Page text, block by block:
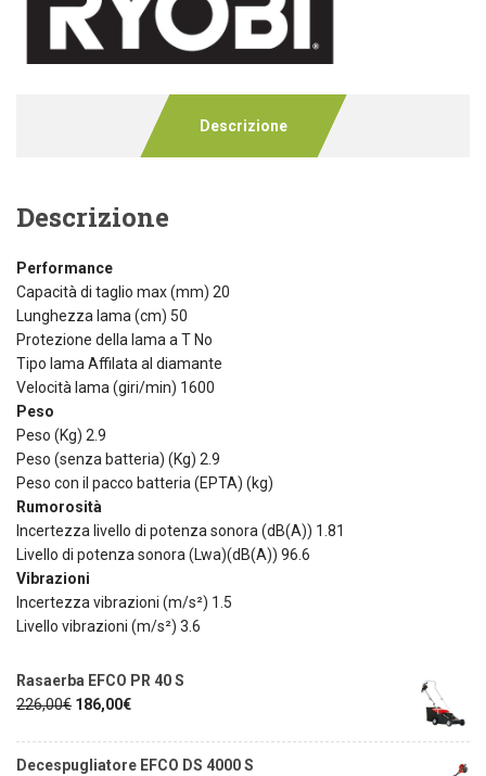
Descrizione
Descrizione
Performance
Capacità di taglio max (mm) 20
Lunghezza lama (cm) 50
Protezione della lama a T No
Tipo lama Affilata al diamante
Velocità lama (giri/min) 1600
Peso
Peso (Kg) 2.9
Peso (senza batteria) (Kg) 2.9
Peso con il pacco batteria (EPTA) (kg)
Rumorosità
Incertezza livello di potenza sonora (dB(A)) 1.81
Livello di potenza sonora (Lwa)(dB(A)) 96.6
Vibrazioni
Incertezza vibrazioni (m/s²) 1.5
Livello vibrazioni (m/s²) 3.6
Rasaerba EFCO PR 40 S
226,00€ 186,00€
Decespugliatore EFCO DS 4000 S